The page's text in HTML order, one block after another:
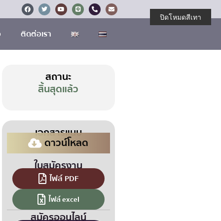
ติดต่อเรา
สถานะ
สิ้นสุดแล้ว
เอกสารแนบ
ดาวน์โหลด
ใบสมัครงาน
ไฟล์ PDF
ไฟล์ excel
สมัครออนไลน์
ปิดโหมดสีเทา